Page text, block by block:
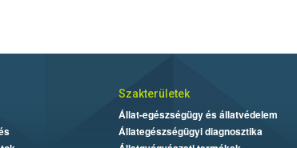
Szakterületek
Állat-egészségügy és állatvédelem
Állategészségügyi diagnosztika